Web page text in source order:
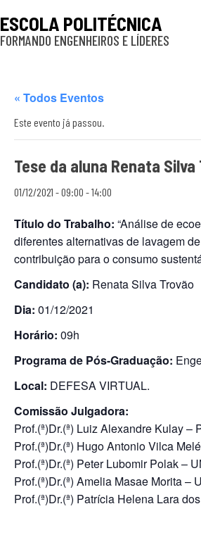
ESCOLA POLITÉCNICA
FORMANDO ENGENHEIROS E LÍDERES
« Todos Eventos
Este evento já passou.
Tese da aluna Renata Silva
01/12/2021 - 09:00 -14:00
Título do Trabalho: “Análise de
diferentes alternativas de lavagem
contribuição para o consumo
Candidato (a): Renata Silva Trovão
Dia: 01/12/2021
Horário: 09h
Programa de Pós-Graduação:
Local: DEFESA VIRTUAL.
Comissão Julgadora:
Prof.(ª)Dr.(ª) Luiz Alexandre Kulay –
Prof.(ª)Dr.(ª) Hugo Antonio Vilca
Prof.(ª)Dr.(ª) Peter Lubomir Polak –
Prof.(ª)Dr.(ª) Amelia Masae Morita –
Prof.(ª)Dr.(ª) Patrícia Helena Lara